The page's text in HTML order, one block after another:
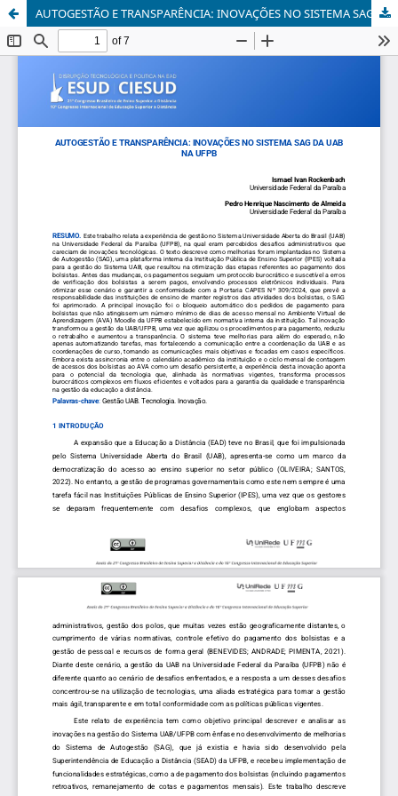
AUTOGESTÃO E TRANSPARÊNCIA: INOVAÇÕES NO SISTEMA SAG DA UAB NA UFPB